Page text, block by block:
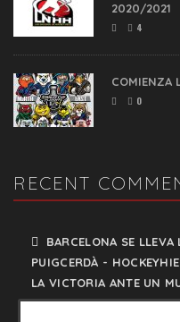
2020/2021
4
COMIENZA
0
RECENT
BARCELONA SE
PUIGCERDÀ -
LA VICTORIA ANTE UN
TXURI URDIN Y JACA